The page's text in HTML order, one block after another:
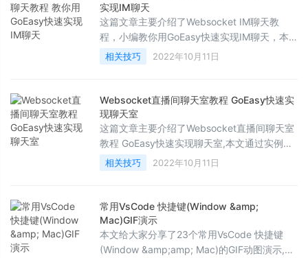
实现IM聊天
这篇文章主要介绍了Websocket IM聊天教
程，小编教你用GoEasy快速实现IM聊天，本
文通过实例代码给大家介绍的非常详细，对大
家的学习或工作具有一定的参考借鉴价值，需
相关技巧 2022年10月11日
Websocket直播间聊天室教程 GoEasy快速实
现聊天室
这篇文章主要介绍了Websocket直播间聊天室
教程 GoEasy快速实现聊天室,本文通过实例代
码给大家介绍的非常详细，对大家的学习或工
作具有一定的参考借鉴价值，需要的朋友可以
相关技巧 2022年10月11日
常用VsCode 快捷键(Window &amp;
Mac)GIF演示
本文给大家分享了23个常用VsCode 快捷键
(Window &amp;amp; Mac)的GIF动图演示,非